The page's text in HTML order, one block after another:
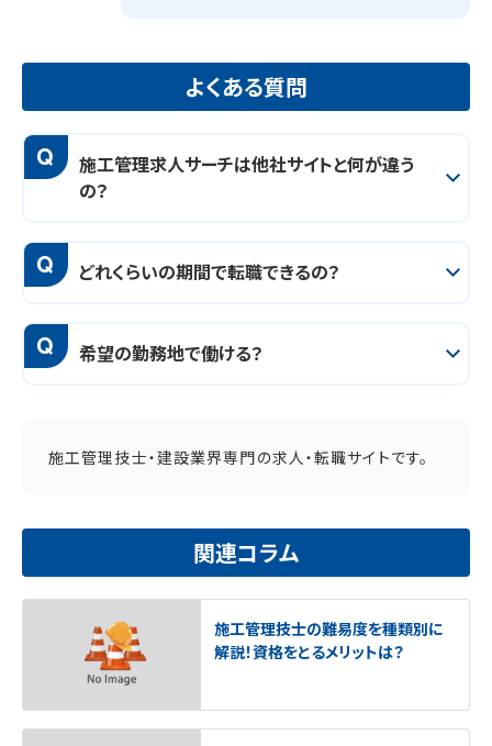
よくある質問
Q
施工管理求人サーチは他社サイトと何が違う
の？
Q どれくらいの期間で転職できるの？
Q 希望の勤務地で働ける？
施工管理技士・建設業界専門の求人・転職サイトです。
関連コラム
施工管理技士の難易度を種類別に
解説！資格をとるメリットは？